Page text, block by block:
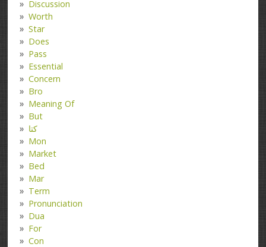
Discussion
Worth
Star
Does
Pass
Essential
Concern
Bro
Meaning Of
But
کتا
Mon
Market
Bed
Mar
Term
Pronunciation
Dua
For
Con